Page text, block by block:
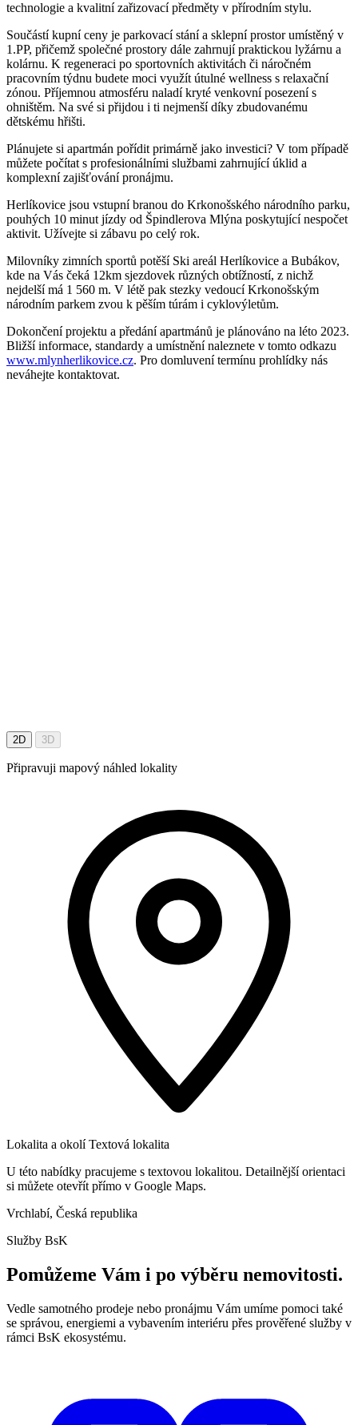
technologie a kvalitní zařizovací předměty v přírodním stylu.
Součástí kupní ceny je parkovací stání a sklepní prostor umístěný v
1.PP, přičemž společné prostory dále zahrnují praktickou lyžárnu a
kolárnu. K regeneraci po sportovních aktivitách či náročném
pracovním týdnu budete moci využít útulné wellness s relaxační
zónou. Příjemnou atmosféru naladí kryté venkovní posezení s
ohništěm. Na své si přijdou i ti nejmenší díky zbudovanému
dětskému hřišti.
Plánujete si apartmán pořídit primárně jako investici? V tom případě
můžete počítat s profesionálními službami zahrnující úklid a
komplexní zajišťování pronájmu.
Herlíkovice jsou vstupní branou do Krkonošského národního parku,
pouhých 10 minut jízdy od Špindlerova Mlýna poskytující nespočet
aktivit. Užívejte si zábavu po celý rok.
Milovníky zimních sportů potěší Ski areál Herlíkovice a Bubákov,
kde na Vás čeká 12km sjezdovek různých obtížností, z nichž
nejdelší má 1 560 m. V létě pak stezky vedoucí Krkonošským
národním parkem zvou k pěším túrám i cyklovýletům.
Dokončení projektu a předání apartmánů je plánováno na léto 2023.
Bližší informace, standardy a umístnění naleznete v tomto odkazu
www.mlynherlikovice.cz. Pro domluvení termínu prohlídky nás
neváhejte kontaktovat.
2D 3D
Připravuji mapový náhled lokality
Lokalita a okolí Textová lokalita
U této nabídky pracujeme s textovou lokalitou. Detailnější orientaci
si můžete otevřít přímo v Google Maps.
Vrchlabí, Česká republika
Služby BsK
Pomůžeme Vám i po výběru nemovitosti.
Vedle samotného prodeje nebo pronájmu Vám umíme pomoci také
se správou, energiemi a vybavením interiéru přes prověřené služby v
rámci BsK ekosystému.